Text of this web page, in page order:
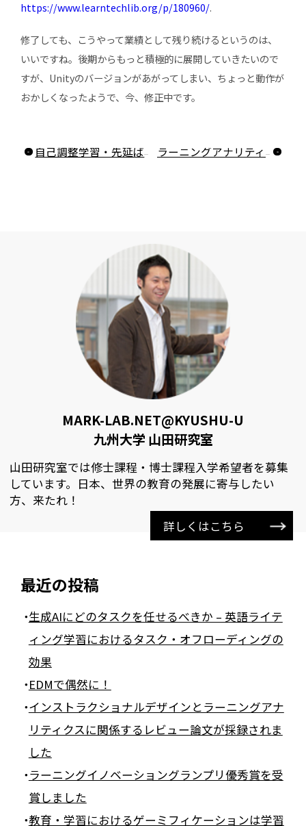
https://www.learntechlib.org/p/180960/.
修了しても、こうやって業績として残り続けるというのは、
いいですね。後期からもっと積極的に展開していきたいので
すが、Unityのバージョンがあがってしまい、ちょっと動作が
おかしくなったようで、今、修正中です。
自己調整学習・先延ばし行動・LAの研究発表をしてきました ラーニングアナリティクスの研究が論文に採録されました
MARK-LAB.NET@KYUSHU-U
九州大学 山田研究室
山田研究室では修士課程・博士課程入学希望者を募集
しています。日本、世界の教育の発展に寄与したい
方、来たれ！
詳しくはこちら
最近の投稿
生成AIにどのタスクを任せるべきか – 英語ライテ
ィング学習におけるタスク・オフローディングの
効果
EDMで偶然に！
インストラクショナルデザインとラーニングアナ
リティクスに関係するレビュー論文が採録されま
した
ラーニングイノベーショングランプリ優秀賞を受
賞しました
教育・学習におけるゲーミフィケーションは学習